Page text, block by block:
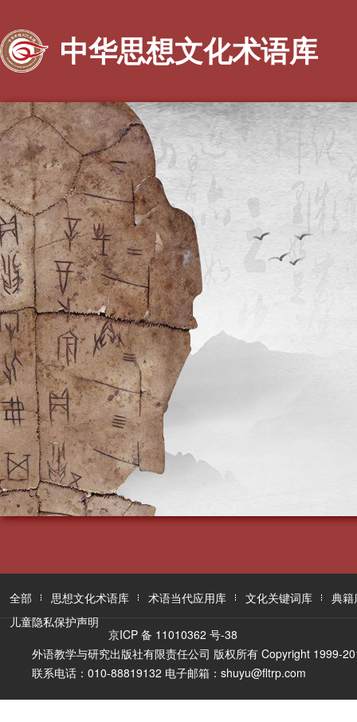
中华思想文化术语库
全部 思想文化术语库 术语当代应用库 文化关键词库
典籍
儿童隐私保护声明
京ICP 备 11010362 号-38
外语教学与研究出版社有限责任公司 版权所有 Copyright 1999-
联系电话：010-88819132 电子邮箱：shuyu@fltrp.com